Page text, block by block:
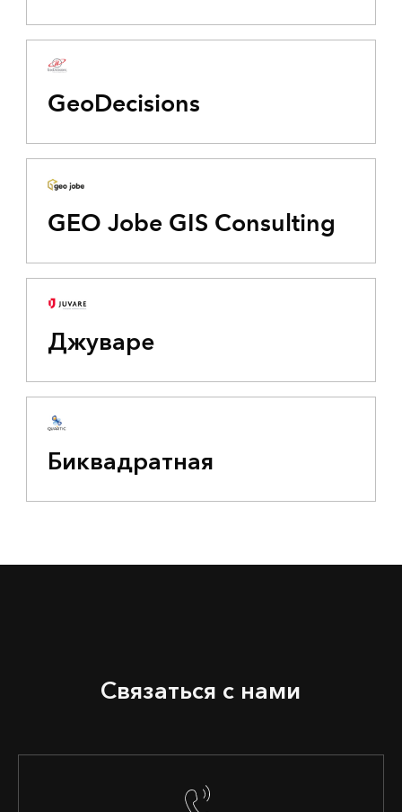
GeoDecisions
GEO Jobe GIS Consulting
Джуваре
Биквадратная
Связаться с нами